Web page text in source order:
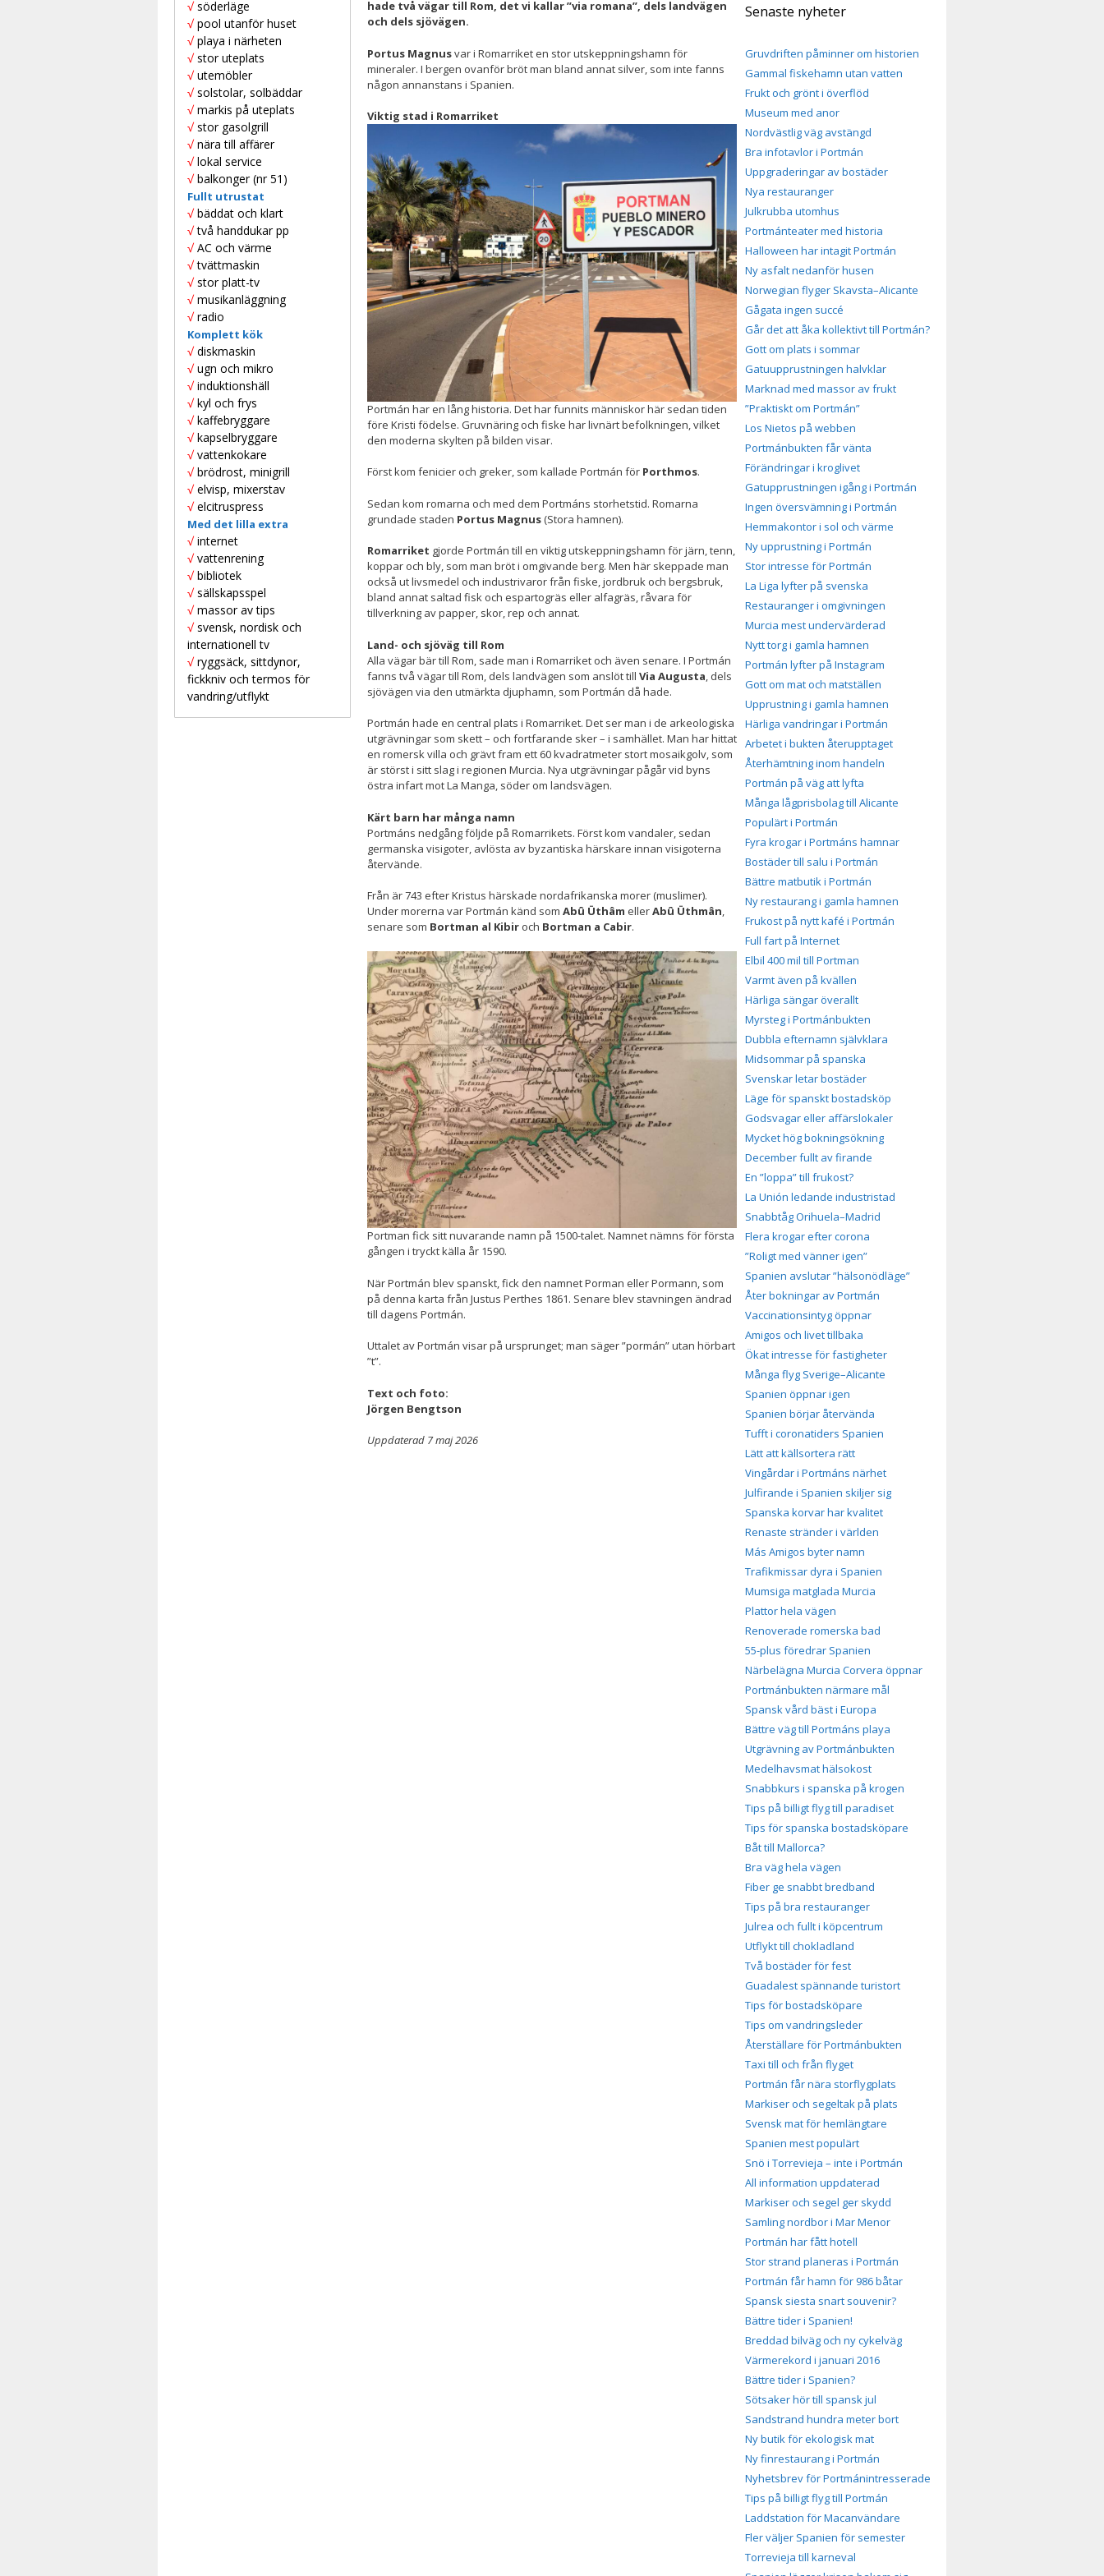
hade två vägar till Rom, det vi kallar ”via romana”, dels landvägen
och dels sjövägen.
Portus Magnusvar i Romarriket en stor utskeppningshamn för
mineraler. I bergen ovanför bröt man bland annat silver, som inte fanns
någon annanstans i Spanien.
Viktig stad i Romarriket
Portmán har en lång historia. Det har funnits människor här sedan tiden
före Kristi födelse. Gruvnäring och fiske har livnärt befolkningen, vilket
den moderna skylten på bilden visar.
Först kom fenicier och greker, som kallade Portmán för Porthmos.
Sedan kom romarna och med dem Portmáns storhetstid. Romarna
grundade staden Portus Magnus (Stora hamnen).
Romarriket gjorde Portmán till en viktig utskeppningshamn för järn, tenn,
koppar och bly, som man bröt i omgivande berg. Men här skeppade man
också ut livsmedel och industrivaror från fiske, jordbruk och bergsbruk,
bland annat saltad fisk och espartogräs eller alfagräs, råvara för
tillverkning av papper, skor, rep och annat.
Land- och sjöväg till Rom
Alla vägar bär till Rom, sade man i Romarriket och även senare. I Portmán
fanns två vägar till Rom, dels landvägen som anslöt till Via Augusta, dels
sjövägen via den utmärkta djuphamn, som Portmán då hade.
Portmán hade en central plats i Romarriket. Det ser man i de arkeologiska
utgrävningar som skett – och fortfarande sker – i samhället. Man har hittat
en romersk villa och grävt fram ett 60 kvadratmeter stort mosaikgolv, som
är störst i sitt slag i regionen Murcia. Nya utgrävningar pågår vid byns
östra infart mot La Manga, söder om landsvägen.
Kärt barn har många namn
Portmáns nedgång följde på Romarrikets. Först kom vandaler, sedan
germanska visigoter, avlösta av byzantiska härskare innan visigoterna
återvände.
Från är 743 efter Kristus härskade nordafrikanska morer (muslimer).
Under morerna var Portmán känd som Abû Üthâm ellerAbû Üthmân,
senare som Bortman al Kibir och Bortman a Cabir.
Portman fick sitt nuvarande namn på 1500-talet. Namnet nämns för första
gången i tryckt källa år 1590.
När Portmán blev spanskt, fick den namnet Porman eller Pormann, som
på denna karta från Justus Perthes 1861. Senare blev stavningen ändrad
till dagens Portmán.
Uttalet av Portmán visar på ursprunget; man säger ”pormán” utan hörbart
”t”.
Text och foto:
Jörgen Bengtson
Uppdaterad 7 maj 2026
√ söderläge
√ pool utanför huset
√ playa i närheten
√ stor uteplats
√ utemöbler
√ solstolar, solbäddar
√ markis på uteplats
√ stor gasolgrill
√ nära till affärer
√ lokal service
√ balkonger (nr 51)
Fullt utrustat
√ bäddat och klart
√två handdukar pp
√ AC och värme
√tvättmaskin
√ stor platt-tv
√ musikanläggning
√ radio
Komplett kök
√ diskmaskin
√ ugn och mikro
√ induktionshäll
√ kyl och frys
√ kaffebryggare
√ kapselbryggare
√ vattenkokare
√ brödrost, minigrill
√ elvisp, mixerstav
√ elcitruspress
Med det lilla extra
√ internet
√ vattenrening
√ bibliotek
√ sällskapsspel
√ massor av tips
√ svensk, nordisk och
internationell tv
√ ryggsäck, sittdynor,
fickkniv och termos för
vandring/utflykt
Senaste nyheter
Gruvdriften påminner om historien
Gammal fiskehamn utan vatten
Frukt och grönt i överflöd
Museum med anor
Nordvästlig väg avstängd
Bra infotavlor i Portmán
Uppgraderingar av bostäder
Nya restauranger
Julkrubba utomhus
Portmánteater med historia
Halloween har intagit Portmán
Ny asfalt nedanför husen
Norwegian flyger Skavsta–Alicante
Gågata ingen succé
Går det att åka kollektivt till Portmán?
Gott om plats i sommar
Gatuupprustningen halvklar
Marknad med massor av frukt
”Praktiskt om Portmán”
Los Nietos på webben
Portmánbukten får vänta
Förändringar i kroglivet
Gatupprustningen igång i Portmán
Ingen översvämning i Portmán
Hemmakontor i sol och värme
Ny upprustning i Portmán
Stor intresse för Portmán
La Liga lyfter på svenska
Restauranger i omgivningen
Murcia mest undervärderad
Nytt torg i gamla hamnen
Portmán lyfter på Instagram
Gott om mat och matställen
Upprustning i gamla hamnen
Härliga vandringar i Portmán
Arbetet i bukten återupptaget
Återhämtning inom handeln
Portmán på väg att lyfta
Många lågprisbolag till Alicante
Populärt i Portmán
Fyra krogar i Portmáns hamnar
Bostäder till salu i Portmán
Bättre matbutik i Portmán
Ny restaurang i gamla hamnen
Frukost på nytt kafé i Portmán
Full fart på Internet
Elbil 400 mil till Portman
Varmt även på kvällen
Härliga sängar överallt
Myrsteg i Portmánbukten
Dubbla efternamn självklara
Midsommar på spanska
Svenskar letar bostäder
Läge för spanskt bostadsköp
Godsvagar eller affärslokaler
Mycket hög bokningsökning
December fullt av firande
En ”loppa” till frukost?
La Unión ledande industristad
Snabbtåg Orihuela–Madrid
Flera krogar efter corona
”Roligt med vänner igen”
Spanien avslutar ”hälsonödläge”
Åter bokningar av Portmán
Vaccinationsintyg öppnar
Amigos och livet tillbaka
Ökat intresse för fastigheter
Många flyg Sverige–Alicante
Spanien öppnar igen
Spanien börjar återvända
Tufft i coronatiders Spanien
Lätt att källsortera rätt
Vingårdar i Portmáns närhet
Julfirande i Spanien skiljer sig
Spanska korvar har kvalitet
Renaste stränder i världen
Más Amigos byter namn
Trafikmissar dyra i Spanien
Mumsiga matglada Murcia
Plattor hela vägen
Renoverade romerska bad
55-plus föredrar Spanien
Närbelägna Murcia Corvera öppnar
Portmánbukten närmare mål
Spansk vård bäst i Europa
Bättre väg till Portmáns playa
Utgrävning av Portmánbukten
Medelhavsmat hälsokost
Snabbkurs i spanska på krogen
Tips på billigt flyg till paradiset
Tips för spanska bostadsköpare
Båt till Mallorca?
Bra väg hela vägen
Fiber ge snabbt bredband
Tips på bra restauranger
Julrea och fullt i köpcentrum
Utflykt till chokladland
Två bostäder för fest
Guadalest spännande turistort
Tips för bostadsköpare
Tips om vandringsleder
Återställare för Portmánbukten
Taxi till och från flyget
Portmán får nära storflygplats
Markiser och segeltak på plats
Svensk mat för hemlängtare
Spanien mest populärt
Snö i Torrevieja – inte i Portmán
All information uppdaterad
Markiser och segel ger skydd
Samling nordbor i Mar Menor
Portmán har fått hotell
Stor strand planeras i Portmán
Portmán får hamn för 986 båtar
Spansk siesta snart souvenir?
Bättre tider i Spanien!
Breddad bilväg och ny cykelväg
Värmerekord i januari 2016
Bättre tider i Spanien?
Sötsaker hör till spansk jul
Sandstrand hundra meter bort
Ny butik för ekologisk mat
Ny finrestaurang i Portmán
Nyhetsbrev för Portmánintresserade
Tips på billigt flyg till Portmán
Laddstation för Macanvändare
Fler väljer Spanien för semester
Torrevieja till karneval
går inte att
välja bort. De
taget ska
fungera.
Statistik
För att vi ska
kunna
förbättra
hemsidans
funktionalitet
och
uppbyggnad,
baserat på
hur
hemsidan
används.
Upplevelse
För att vår
bra som
under ditt
besök. Om
här kakorna
kommer viss
funktionalitet
att försvinna
Marknadsföring
Genom att dela
intressen och ditt
beteende när du
surfar ökar du
chansen att få se
personligt